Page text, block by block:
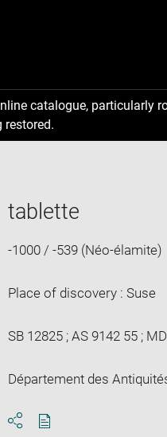
catalogue, particularly
restored.
tablette
-1000 / -539 (Néo-élamite)
Place of discovery : Suse
SB 12825 ; AS 9142 55 ;
Département des